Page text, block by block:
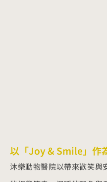
以「Joy & Smile」作
沐樂動物醫院以帶來歡笑與